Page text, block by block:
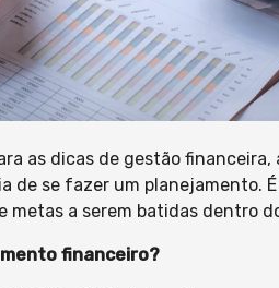
as dicas de gestão
de se fazer um planejamento.
metas a serem batidas dentro
financeiro?